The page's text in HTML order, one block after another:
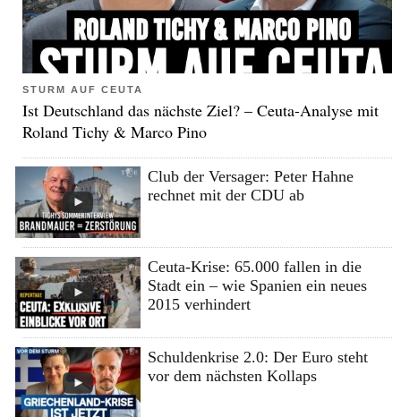
STURM AUF CEUTA
Ist Deutschland das nächste Ziel? – Ceuta-Analyse mit
Roland Tichy & Marco Pino
Club der Versager: Peter Hahne
rechnet mit der CDU ab
Ceuta-Krise: 65.000 fallen in die
Stadt ein – wie Spanien ein neues
2015 verhindert
Schuldenkrise 2.0: Der Euro steht
vor dem nächsten Kollaps